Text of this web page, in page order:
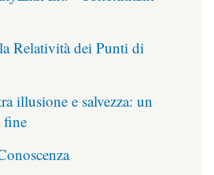
Relatività dei Punti di
illusione e salvezza: un
fine